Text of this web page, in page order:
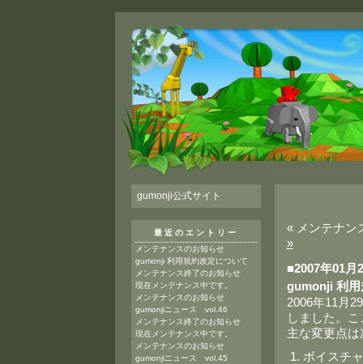
« メンテナン
»
■2007年01月
gumonji 利用
2006年11月
しました。
主な変更点
ボイスチ
gumonji公式サイト
最近のエントリー
メンテナンスのお知らせ
gumonji 利用規約改定について
メンテナンス終了のお知らせ
現在メンテナンス中です。
メンテナンスのお知らせ
gumonjiニュース vol.46
メンテナンス終了のお知らせ
現在メンテナンス中です。
メンテナンスのお知らせ
gumonjiニュース vol.45